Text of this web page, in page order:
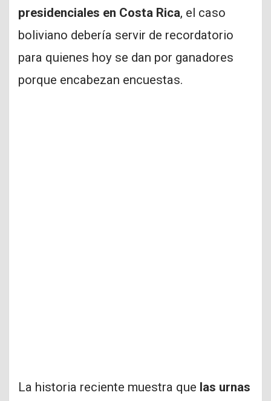
presidenciales en Costa Rica, el caso
boliviano debería servir de recordatorio
para quienes hoy se dan por ganadores
porque encabezan encuestas.
La historia reciente muestra que las urnas